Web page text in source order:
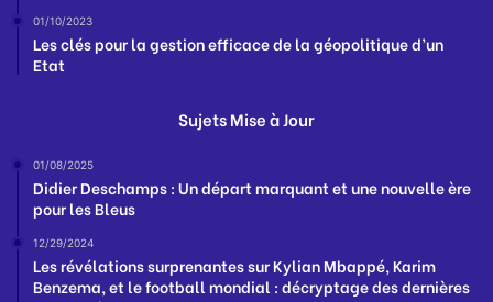
01/10/2023
Les clés pour la gestion efficace de la géopolitique d’un
Etat
Sujets Mise à Jour
01/08/2025
Didier Deschamps : Un départ marquant et une nouvelle ère
pour les Bleus
12/29/2024
Les révélations surprenantes sur Kylian Mbappé, Karim
Benzema, et le football mondial : décryptage des dernières